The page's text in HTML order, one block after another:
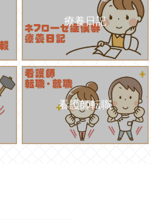
療養日記
看護師転職